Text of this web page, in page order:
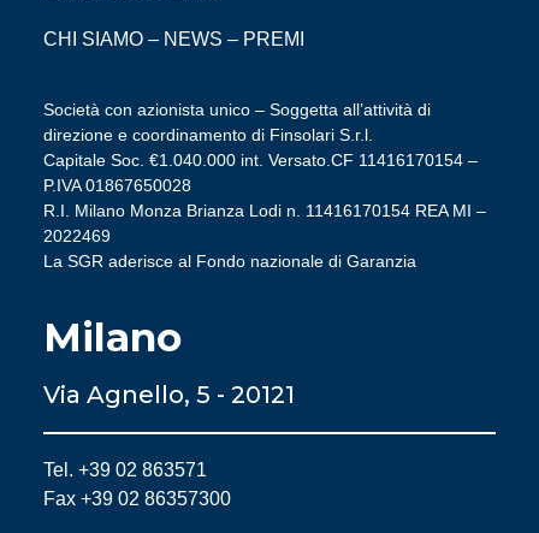
CHI SIAMO – NEWS – PREMI
Società con azionista unico – Soggetta all’attività di
direzione e coordinamento di Finsolari S.r.l.
Capitale Soc. €1.040.000 int. Versato.CF 11416170154 –
P.IVA 01867650028
R.I. Milano Monza Brianza Lodi n. 11416170154 REA MI –
2022469
La SGR aderisce al Fondo nazionale di Garanzia
Milano
Via Agnello, 5 - 20121
Tel. +39 02 863571
Fax +39 02 86357300